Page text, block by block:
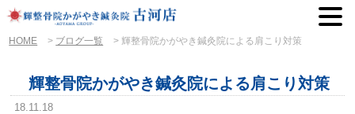
HOME > ブログ一覧 >輝整骨院かがやき鍼灸院による肩こり対策
輝整骨院かがやき鍼灸院による肩こり対策
18.11.18